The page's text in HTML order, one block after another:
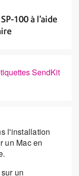
100 à l'aide
SendKit
l'installation
un Mac en
un